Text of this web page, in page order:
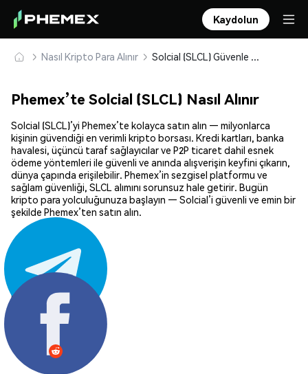
Kaydolun
Nasıl Kripto Para Alınır Solcial (SLCL) Güvenle Satın Alın ve Saklayın
Phemex’te Solcial (SLCL) Nasıl Alınır
Solcial (SLCL)’yi Phemex’te kolayca satın alın — milyonlarca
kişinin güvendiği en verimli kripto borsası. Kredi kartları, banka
havalesi, üçüncü taraf sağlayıcılar ve P2P ticaret dahil esnek
ödeme yöntemleri ile güvenli ve anında alışverişin keyfini çıkarın,
dünya çapında erişilebilir. Phemex’in sezgisel platformu ve
sağlam güvenliği, SLCL alımını sorunsuz hale getirir. Bugün
kripto para yolculuğunuza başlayın — Solcial’i güvenli ve emin bir
şekilde Phemex’ten satın alın.
Paylaş: